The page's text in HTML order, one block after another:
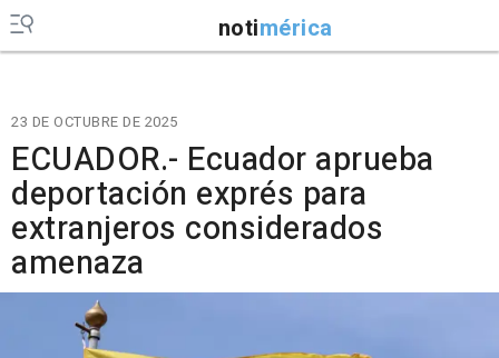
notimérica
23 DE OCTUBRE DE 2025
ECUADOR.- Ecuador aprueba
deportación exprés para
extranjeros considerados
amenaza